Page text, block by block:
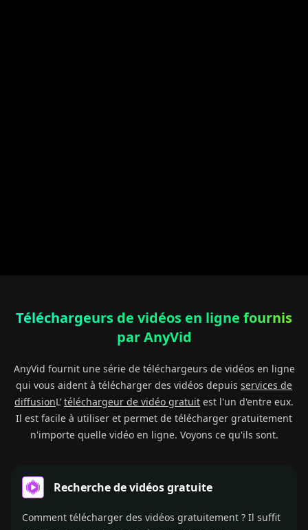
Téléchargeurs de vidéos en ligne fournis
par AnyVid
AnyVid fournit une série de téléchargeurs de vidéos en ligne
qui vous aident à télécharger des vidéos depuis services de
diffusionL’téléchargeur de vidéo gratuit est l'un d'entre eux.
Il est facile à utiliser et permet de télécharger gratuitement
n'importe quelle vidéo en ligne. Voyons ce qu'ils sont.
Recherche de vidéos gratuite
Comment télécharger des vidéos gratuitement ? Il suffit